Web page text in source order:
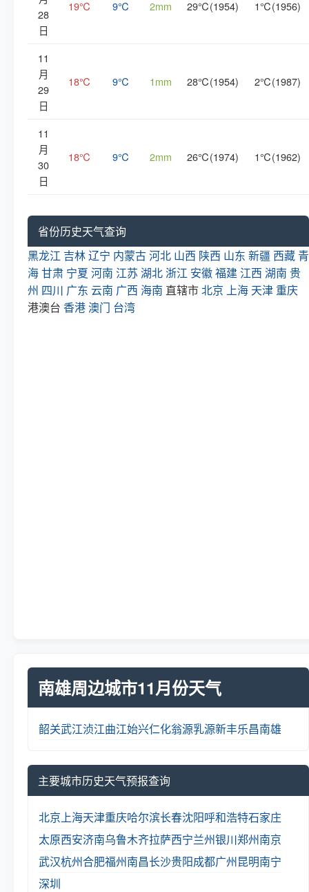
28
日
19℃ 9℃ 2mm 29℃(1954) 1℃(1956)
11
月
29
日
18℃ 9℃ 1mm 28℃(1954) 2℃(1987)
11
月
30
日
18℃ 9℃ 2mm 26℃(1974) 1℃(1962)
省份历史天气查询
黑龙江 吉林辽宁 内蒙古河北 山西 陕西 山东 新疆 西藏 青
海甘肃 宁夏 河南 江苏 湖北 浙江 安徽福建 江西 湖南 贵
州 四川 广东 云南 广西 海南 直辖市北京 上海 天津 重庆
港澳台 香港澳门 台湾
南雄周边城市11月份天气
韶关武江浈江曲江始兴仁化翁源乳源新丰乐昌南雄
主要城市历史天气预报查询
北京 上海天津重庆哈尔滨长春沈阳呼和浩特石家庄
太原西安济南乌鲁木齐拉萨西宁兰州银川郑州南京
武汉杭州合肥福州南昌长沙贵阳成都广州昆明南宁
深圳